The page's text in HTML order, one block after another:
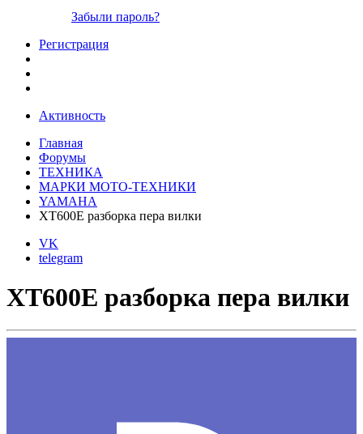
Забыли пароль?
Регистрация
Активность
Главная
Форумы
ТЕХНИКА
МАРКИ МОТО-ТЕХНИКИ
YAMAHA
XT600E разборка пера вилки
VK
telegram
XT600E разборка пера вилки